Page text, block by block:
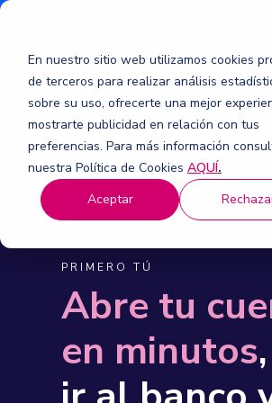
En nuestro sitio web utilizamos cookies
de terceros para realizar análisis
sobre su uso, ofrecerte una mejor
mostrarte publicidad en relación con tus
preferencias. Para más información
nuestra Política de Cookies AQUÍ.
Aceptar
¿Eres accionista? Conoce acerca de la
M
e
n
PRIMERO TÚ
Abre tu
en minutos